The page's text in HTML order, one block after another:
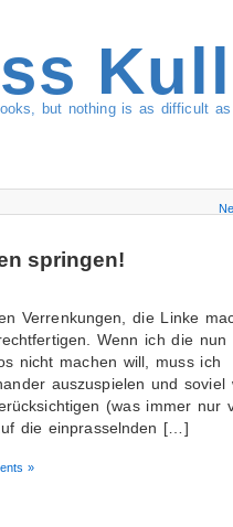
but nothing is as difficult
springen!
Verrenkungen, die Linke
Wenn ich die nun
nicht machen will, muss ich
auszuspielen und soviel
(was immer nur
die einprasselnden […]
»